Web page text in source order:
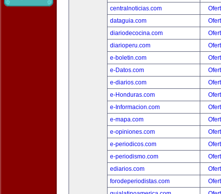
centralnoticias.com
dataguia.com
diariodecocina.com
diarioperu.com
e-boletin.com
e-Datos.com
e-diarios.com
e-Honduras.com
e-Informacion.com
e-mapa.com
e-opiniones.com
e-periodicos.com
e-periodismo.com
ediarios.com
forodeperiodistas.com